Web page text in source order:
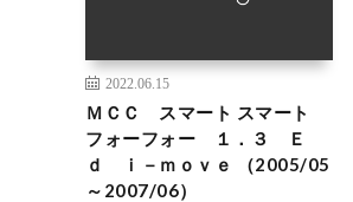
2022.06.15
ＭＣＣ スマート スマート
フォーフォー １．３ Ｅ
ｄ ｉ－ｍｏｖｅ （2005/05
～2007/06）